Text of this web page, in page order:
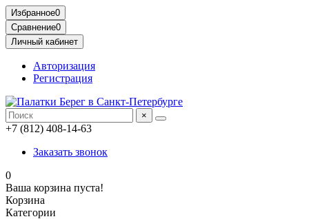
Избранное0
Сравнение0
Личный кабинет
Авторизация
Регистрация
×
+7 (812) 408-14-63
Заказать звонок
0
Ваша корзина пуста!
Корзина
Категории